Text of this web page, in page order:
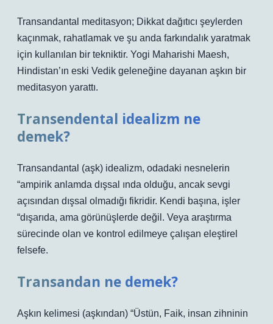
Transandantal meditasyon; Dikkat dağıtıcı şeylerden
kaçınmak, rahatlamak ve şu anda farkındalık yaratmak
için kullanılan bir tekniktir. Yogi Maharishi Maesh,
Hindistan’ın eski Vedik geleneğine dayanan aşkın bir
meditasyon yarattı.
Transendental idealizm ne
demek?
Transandantal (aşk) idealizm, odadaki nesnelerin
“ampirik anlamda dışsal ında olduğu, ancak sevgi
açısından dışsal olmadığı fikridir. Kendi başına, işler
“dışarıda, ama görünüşlerde değil. Veya araştırma
sürecinde olan ve kontrol edilmeye çalışan eleştirel
felsefe.
Transandan ne demek?
Aşkın kelimesi (aşkından) “Üstün, Faik, insan zihninin